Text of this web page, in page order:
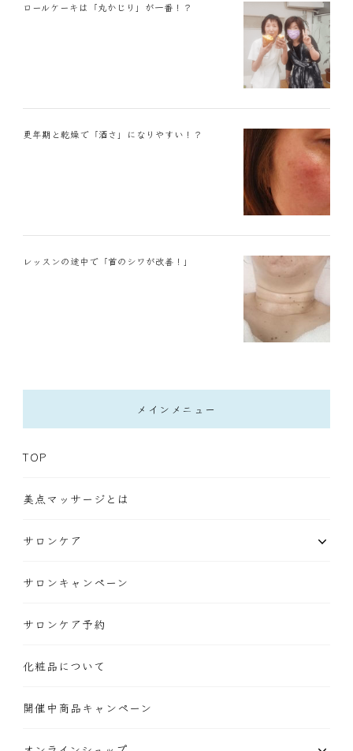
ロールケーキは「丸かじり」が一番！？
更年期と乾燥で「酒さ」になりやすい！？
レッスンの途中で「首のシワが改善！」
メインメニュー
TOP
美点マッサージとは
サロンケア
サロンキャンペーン
サロンケア予約
化粧品について
開催中商品キャンペーン